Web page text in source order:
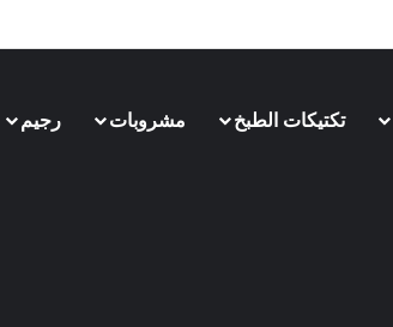
تكتيكات الطبخ مشروبات رجيم